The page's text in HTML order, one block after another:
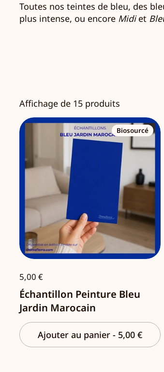
Toutes nos teintes de bleu, des
plus intense, ou encore Midiet
Affichage de 15 produits
5,00 €
Échantillon Peinture Bleu
Jardin Marocain
Ajouter au panier - 5,00 €
Biosourcé